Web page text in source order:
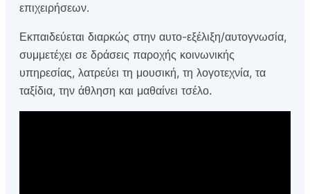
επιχειρήσεων.
Εκπαιδεύεται διαρκώς στην αυτο-εξέλιξη/αυτογνωσία,
συμμετέχει σε δράσεις παροχής κοινωνικής
υπηρεσίας, λατρεύει τη μουσική, τη λογοτεχνία, τα
ταξίδια, την άθληση και μαθαίνει τσέλο.